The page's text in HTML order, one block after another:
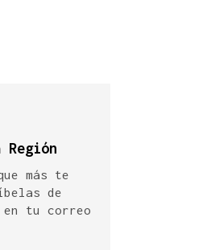
más te
de
en tu correo